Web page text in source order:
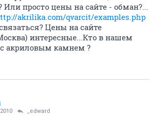
Или просто цены на сайте - обман?...
akrilika.com/qvarcit/examples.php
Цены на сайте
интересные...Кто в нашем
с акриловым камнем ?
_edward